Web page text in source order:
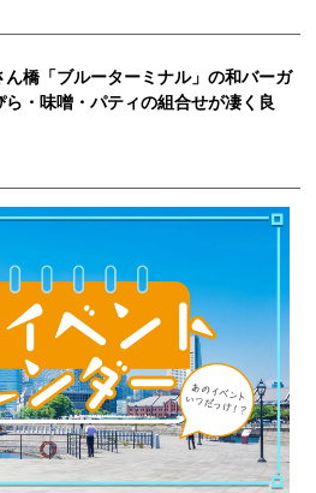
ん橋「ブルーターミナル」の和バーガ
ら・味噌・パティの組合せが凄く良